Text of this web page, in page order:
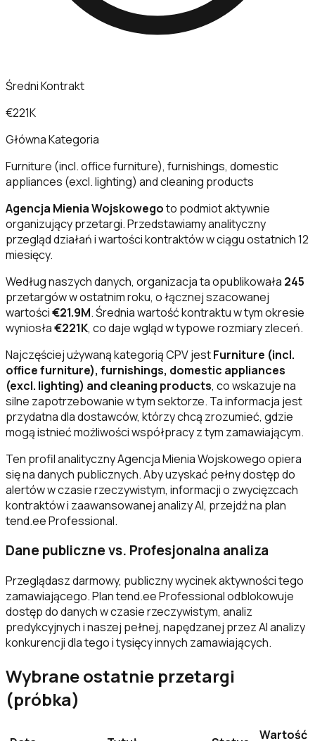
Średni Kontrakt
€221K
Główna Kategoria
Furniture (incl. office furniture), furnishings, domestic
appliances (excl. lighting) and cleaning products
Agencja Mienia Wojskowegoto podmiot aktywnie
organizujący przetargi. Przedstawiamy analityczny
przegląd działań i wartości kontraktów w ciągu ostatnich 12
miesięcy.
Według naszych danych, organizacja ta opublikowała 245
przetargów w ostatnim roku, o łącznej szacowanej
wartości€21.9M. Średnia wartość kontraktu w tym okresie
wyniosła€221K, co daje wgląd w typowe rozmiary zleceń.
Najczęściej używaną kategorią CPV jestFurniture (incl.
office furniture), furnishings, domestic appliances
(excl. lighting) and cleaning products, co wskazuje na
silne zapotrzebowanie w tym sektorze. Ta informacja jest
przydatna dla dostawców, którzy chcą zrozumieć, gdzie
mogą istnieć możliwości współpracy z tym zamawiającym.
Ten profil analityczny Agencja Mienia Wojskowego opiera
się na danych publicznych. Aby uzyskać pełny dostęp do
alertów w czasie rzeczywistym, informacji o zwycięzcach
kontraktów i zaawansowanej analizy AI, przejdź na plan
tend.ee Professional.
Dane publiczne vs. Profesjonalna analiza
Przeglądasz darmowy, publiczny wycinek aktywności tego
zamawiającego. Plan tend.ee Professional odblokowuje
dostęp do danych w czasie rzeczywistym, analiz
predykcyjnych i naszej pełnej, napędzanej przez AI analizy
konkurencji dla tego i tysięcy innych zamawiających.
Wybrane ostatnie przetargi
(próbka)
Wartość